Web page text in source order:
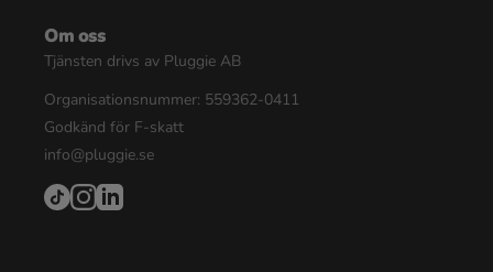
Om oss
Tjänsten drivs av Pluggie AB
Organisationsnummer: 559362-0411
Godkänd för F-skatt
info@pluggie.se